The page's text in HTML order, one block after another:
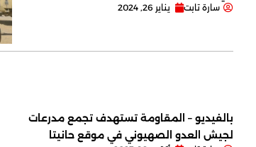
سارة تابت يناير 26, 2024
بالفيديو – المقاومة تستهدف تجمع مدرعات
لجيش العدو الصهيوني في موقع حانيتا